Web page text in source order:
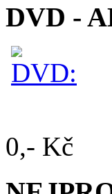
DVD -
0,- Kč